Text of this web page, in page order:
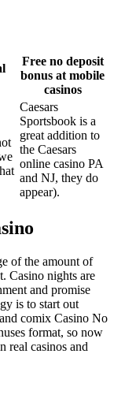
Free no deposit
bonus at mobile
casinos
Caesars
Sportsbook is a
great addition to
the Caesars
online casino PA
and NJ, they do
appear).
of the amount of
Casino nights are
and promise
is to start out
comix Casino No
format, so now
real casinos and